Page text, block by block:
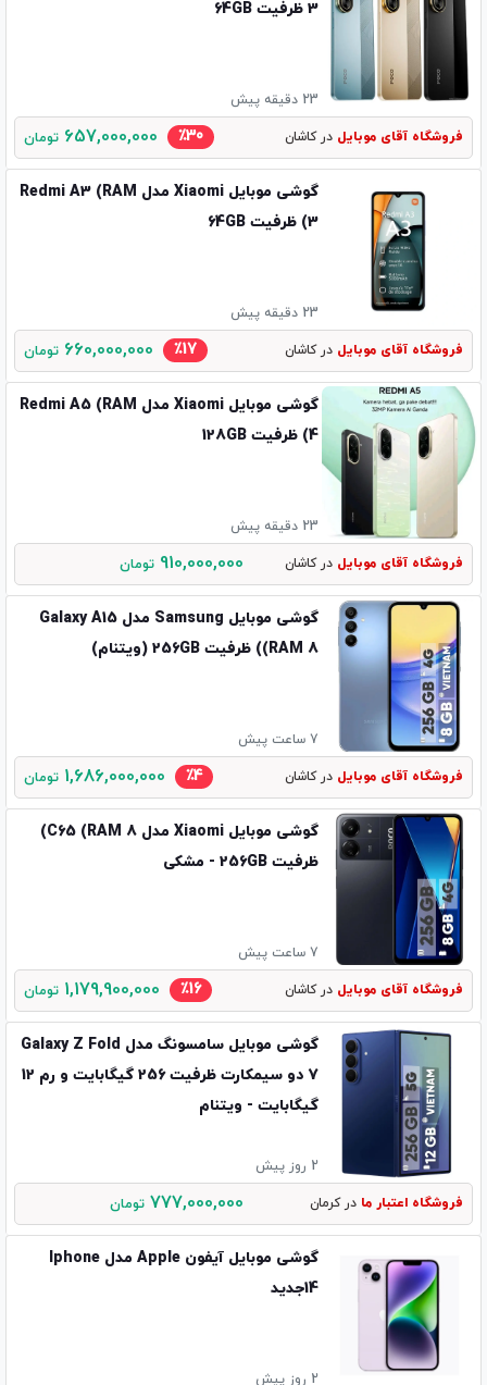
3 ظرفیت 64GB
23 دقیقه پیش
فروشگاه آقای موبایل در کاشان ٪30 657,000,000 تومان
گوشی موبایل Xiaomi مدل Redmi A3 (RAM
3) ظرفیت 64GB
23 دقیقه پیش
فروشگاه آقای موبایل در کاشان ٪17 660,000,000 تومان
گوشی موبایل Xiaomi مدل Redmi A5 (RAM
4) ظرفیت 128GB
23 دقیقه پیش
فروشگاه آقای موبایل در کاشان 910,000,000 تومان
گوشی موبایل Samsung مدل Galaxy A15
(RAM 8) ظرفیت 256GB (ویتنام)
7 ساعت پیش
فروشگاه آقای موبایل در کاشان ٪4 1,686,000,000 تومان
گوشی موبایل Xiaomi مدل C65 (RAM 8)
ظرفیت 256GB - مشکی
7 ساعت پیش
فروشگاه آقای موبایل در کاشان ٪16 1,179,900,000 تومان
گوشی موبایل سامسونگ مدل Galaxy Z Fold
7 دو سیمکارت ظرفیت 256 گیگابایت و رم 12
گیگابایت - ویتنام
2 روز پیش
فروشگاه اعتبار ما در کرمان 777,000,000 تومان
گوشی موبایل آیفون Apple مدل Iphone
14جدید
2 روز پیش